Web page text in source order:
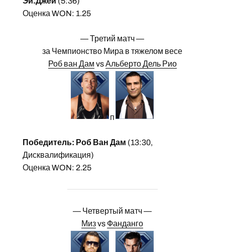
Оценка WON: 1.25
— Третий матч —
за Чемпионство Мира в тяжелом весе
Роб ван Дам vsАльберто Дель Рио
п
Победитель: Роб Ван Дам (13:30,
Дисквалификация)
Оценка WON: 2.25
— Четвертый матч —
Мизvs Фанданго